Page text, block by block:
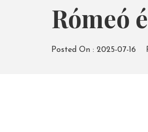
Rómeó
Posted On : 2025-07-16